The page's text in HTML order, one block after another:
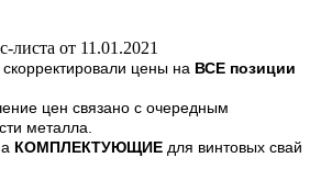
цены на ВСЕ позиции
цен связано с очередным
металла.
КОМПЛЕКТУЮЩИЕ для винтовых свай